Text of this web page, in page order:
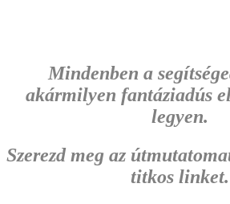
Mindenben a
akármilyen fantáziadús
legyen.
Szerezd meg az
titkos linket.